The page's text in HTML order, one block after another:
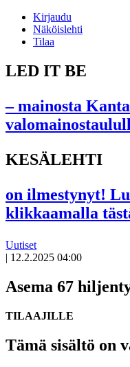
Kirjaudu
Näköislehti
Tilaa
LED IT BE
– mainosta
KESÄLEHTI
on ilmestynyt!
klikkaamalla
Uutiset
| 12.2.2025 04:00
Asema 67
TILAAJILLE
Tämä sisältö on